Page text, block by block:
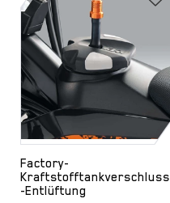
Factory-
Kraftstofftankverschluss
-Entlüftung